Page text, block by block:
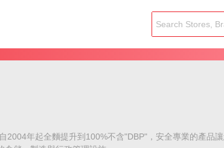
年起全麵提升到100%不含"DBP"，安全專業的產品